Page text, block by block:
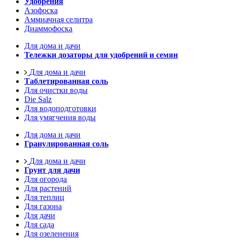
Азофоска
Аммиачная селитра
Диаммофоска
Для дома и дачи
Тележки дозаторы для удобрений и семян
Для дома и дачи
Таблетированная соль
Для очистки воды
Die Salz
Для водоподготовки
Для умягчения воды
Для дома и дачи
Гранулированная соль
Для дома и дачи
Грунт для дачи
Для огорода
Для растений
Для теплиц
Для газона
Для дачи
Для сада
Для озеленения